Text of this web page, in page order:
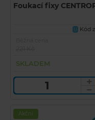
Foukací fixy
U Kód
SKLADEM
Akční